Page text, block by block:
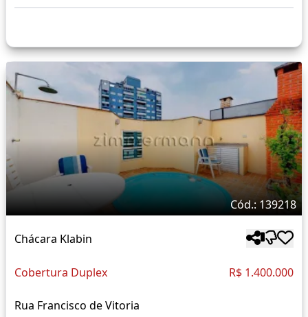
Cód.: 139218
Chácara Klabin
Cobertura Duplex R$ 1.400.000
Rua Francisco de Vitoria